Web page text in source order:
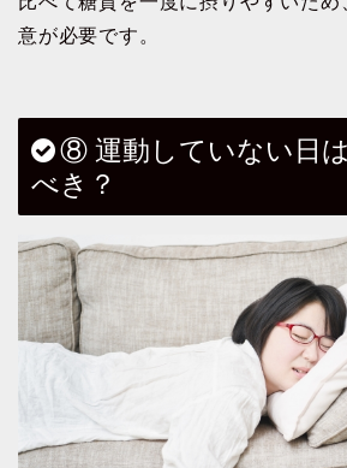
意が必要です。
⑧ 運動していない日
べき？